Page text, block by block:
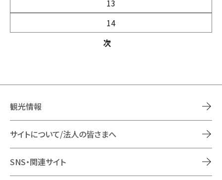
13
14
次
観光情報
サイトについて/法人の皆さまへ
SNS・関連サイト